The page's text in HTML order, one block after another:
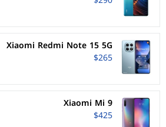
Xiaomi Redmi Note 15 5G
$265
Xiaomi Mi 9
$425